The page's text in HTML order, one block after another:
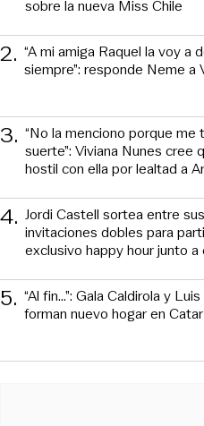
sobre la nueva Miss Chile
2. “A mi amiga Raquel la voy a
siempre”: responde Neme a
3. “No la menciono porque me
suerte”: Viviana Nunes cree
hostil con ella por lealtad a
4. Jordi Castell sortea entre
invitaciones dobles para
exclusivo happy hour junto a
5. “Al fin…”: Gala Caldirola y
forman nuevo hogar en Catar